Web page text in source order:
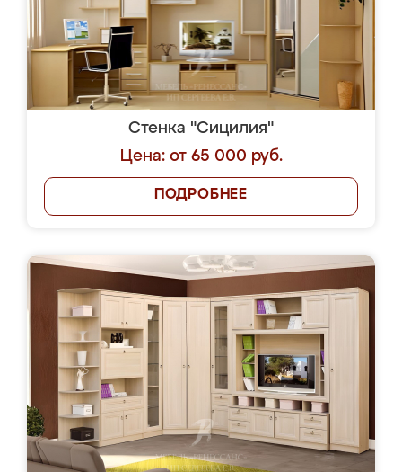
Стенка "Сицилия"
Цена: от 65 000 руб.
ПОДРОБНЕЕ